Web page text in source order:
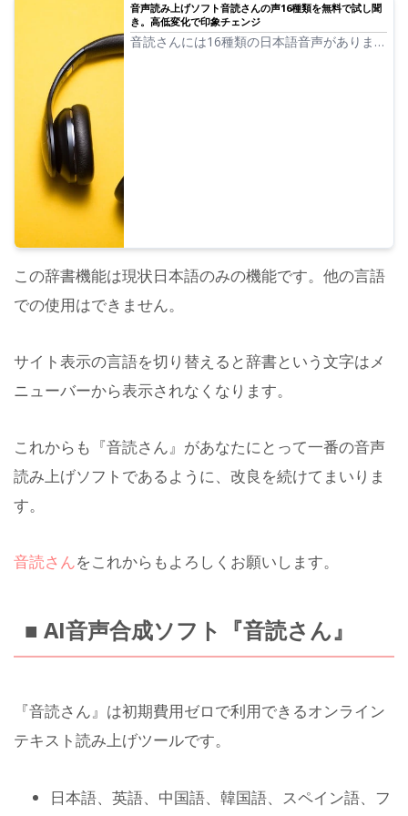
音声読み上げソフト音読さんの声16種類を無料で試し聞
き。高低変化で印象チェンジ
音読さんには16種類の日本語音声がありま
この辞書機能は現状日本語のみの機能です。他の言語
での使用はできません。
サイト表示の言語を切り替えると辞書という文字はメ
ニューバーから表示されなくなります。
これからも『音読さん』があなたにとって一番の音声
読み上げソフトであるように、改良を続けてまいりま
す。
音読さんをこれからもよろしくお願いします。
■ AI音声合成ソフト『音読さん』
『音読さん』は初期費用ゼロで利用できるオンライン
テキスト読み上げツールです。
日本語、英語、中国語、韓国語、スペイン語、フ